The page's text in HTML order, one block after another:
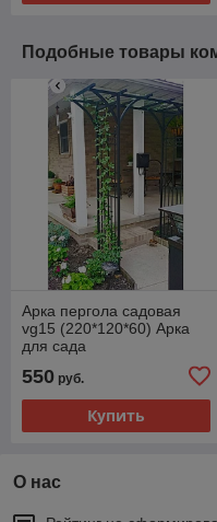
Подобные товары
Арка пергола садовая
vg15 (220*120*60) Арка
для сада
550 руб.
Купить
О нас